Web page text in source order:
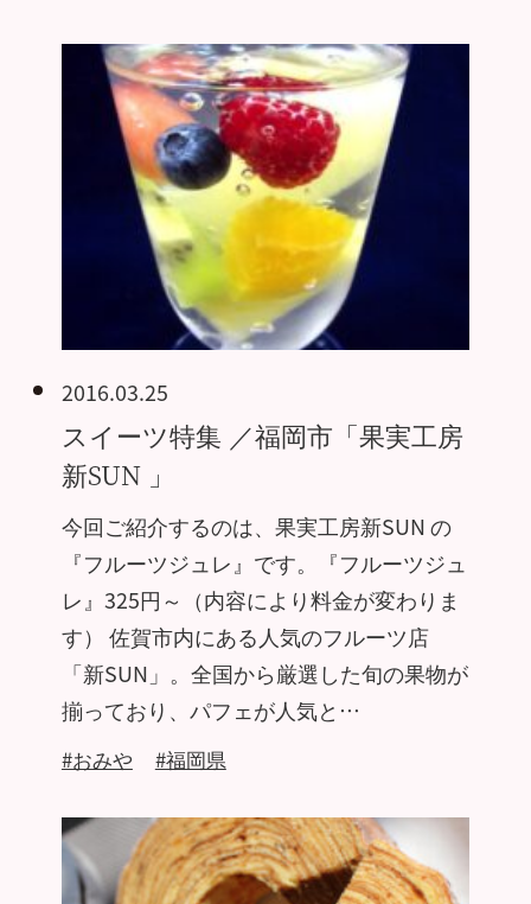
2016.03.25
スイーツ特集 ／福岡市「果実工房
新SUN 」
今回ご紹介するのは、果実工房新SUN の
『フルーツジュレ』です。『フルーツジュ
レ』325円～（内容により料金が変わりま
す） 佐賀市内にある人気のフルーツ店
「新SUN」。全国から厳選した旬の果物が
揃っており、パフェが人気と…
#おみや #福岡県